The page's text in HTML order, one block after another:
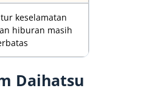
keselamatan
hiburan masih
Daihatsu